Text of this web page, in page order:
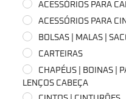
ACESSÓRIOS PARA
ACESSÓRIOS PARA
BOLSAS | MALAS |
CARTEIRAS
CHAPÉUS | BOINAS |
LENÇOS CABEÇA